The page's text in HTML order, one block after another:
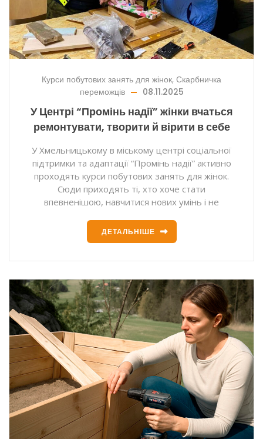
Курси побутових занять для жінок, Скарбничка
переможців
08.11.2025
У Центрі “Промінь надії” жінки вчаться
ремонтувати, творити й вірити в себе
У Хмельницькому в міському центрі соціальної
підтримки та адаптації “Промінь надії” активно
проходять курси побутових занять для жінок.
Сюди приходять ті, хто хоче стати
впевненішою, навчитися нових умінь і не
ДЕТАЛЬНІШЕ